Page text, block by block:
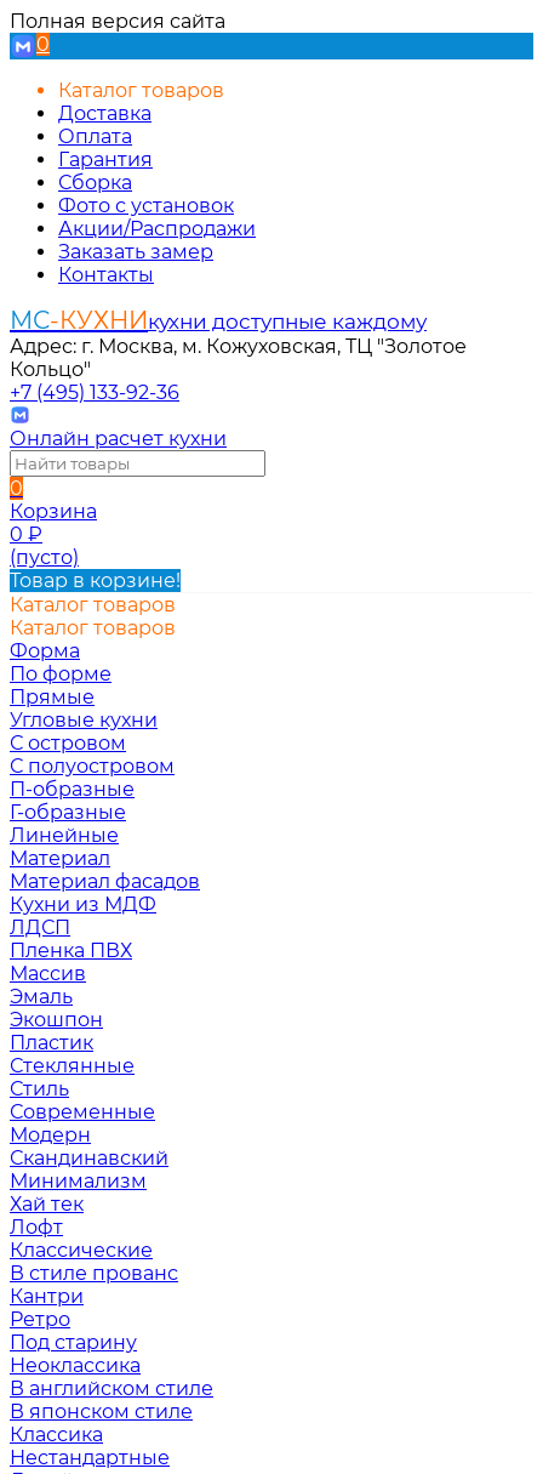
Полная версия сайта
0
Каталог товаров
Доставка
Оплата
Гарантия
Сборка
Фото с установок
Акции/Распродажи
Заказать замер
Контакты
МС-КУХНИкухни доступные каждому
Адрес: г. Москва, м. Кожуховская, ТЦ "Золотое
Кольцо"
+7 (495) 133-92-36
Онлайн расчет кухни
0
Корзина
0 ₽
(пусто)
Товар в корзине!
Каталог товаров
Каталог товаров
Форма
По форме
Прямые
Угловые кухни
С островом
С полуостровом
П-образные
Г-образные
Линейные
Материал
Материал фасадов
Кухни из МДФ
ЛДСП
Пленка ПВХ
Массив
Эмаль
Экошпон
Пластик
Стеклянные
Стиль
Современные
Модерн
Скандинавский
Минимализм
Хай тек
Лофт
Классические
В стиле прованс
Кантри
Ретро
Под старину
Неоклассика
В английском стиле
В японском стиле
Классика
Нестандартные